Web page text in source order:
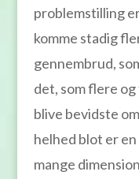
problemstilling
komme stadig
gennembrud,
det, som flere
blive bevidste
helhed blot er
mange